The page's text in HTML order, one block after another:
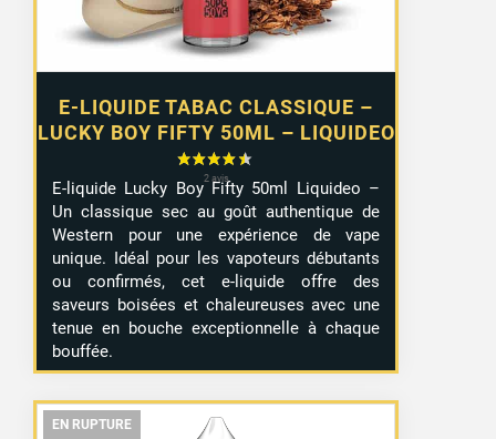
E-LIQUIDE TABAC CLASSIQUE –
LUCKY BOY FIFTY 50ML – LIQUIDEO
E-liquide Lucky Boy Fifty 50ml Liquideo –
Un classique sec au goût authentique de
Western pour une expérience de vape
unique. Idéal pour les vapoteurs débutants
ou confirmés, cet e-liquide offre des
saveurs boisées et chaleureuses avec une
tenue en bouche exceptionnelle à chaque
bouffée.
EN RUPTURE
EN RUPTURE
EN RUPTURE